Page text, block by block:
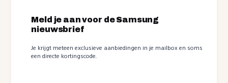
Meld je aan voor de Samsung
nieuwsbrief
Je krijgt meteen exclusieve aanbiedingen in je mailbox en soms
een directe kortingscode.